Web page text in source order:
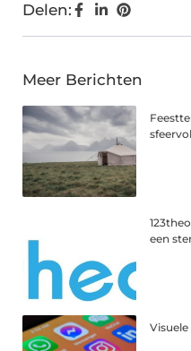
Delen:
Meer Berichten
een